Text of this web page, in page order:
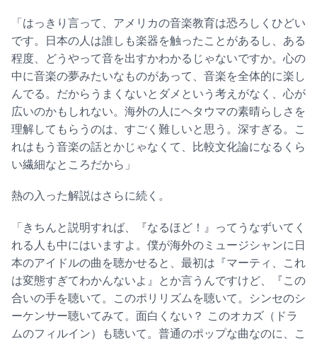
「はっきり言って、アメリカの音楽教育は恐ろしくひどい
です。日本の人は誰しも楽器を触ったことがあるし、ある
程度、どうやって音を出すかわかるじゃないですか。心の
中に音楽の夢みたいなものがあって、音楽を全体的に楽し
んでる。だからうまくないとダメという考えがなく、心が
広いのかもしれない。海外の人にヘタウマの素晴らしさを
理解してもらうのは、すごく難しいと思う。深すぎる。こ
れはもう音楽の話とかじゃなくて、比較文化論になるくら
い繊細なところだから」
熱の入った解説はさらに続く。
「きちんと説明すれば、『なるほど！』ってうなずいてく
れる人も中にはいますよ。僕が海外のミュージシャンに日
本のアイドルの曲を聴かせると、最初は『マーティ、これ
は変態すぎてわかんないよ』とか言うんですけど、『この
合いの手を聴いて。このポリリズムを聴いて。シンセのシ
ーケンサー聴いてみて。面白くない？ このオカズ（ドラ
ムのフィルイン）も聴いて。普通のポップな曲なのに、こ